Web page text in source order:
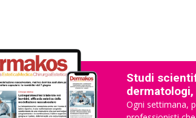
Studi
Ogni settimana,